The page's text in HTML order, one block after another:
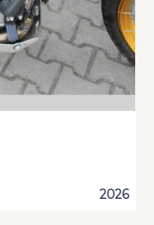
2026